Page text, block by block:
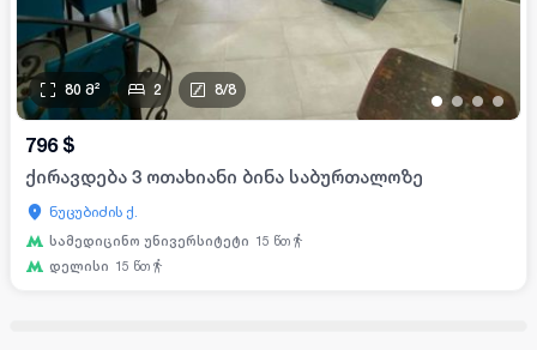
••• •
80 მ² 2 8/8
796 $
ქირავდება 3 ოთახიანი ბინა საბურთალოზე
ნუცუბიძის ქ.
სამედიცინო უნივერსიტეტი 15 წთ
დელისი 15 წთ